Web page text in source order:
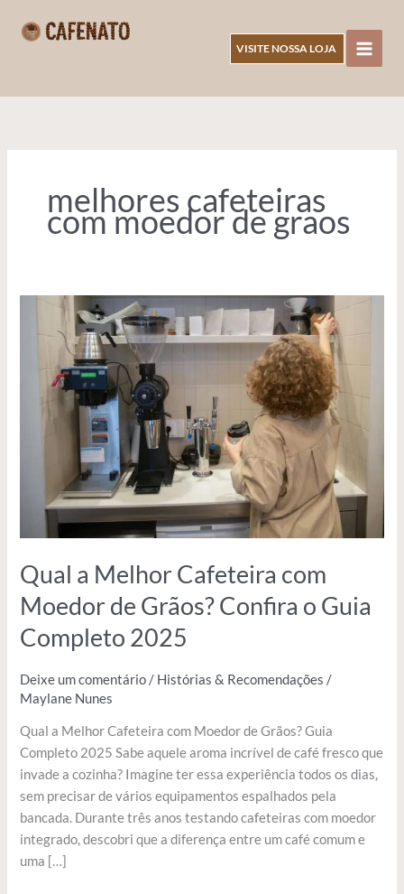
para
VISITE NOSSA LOJA
melhores cafeteiras
com moedor de graos
Qual a Melhor Cafeteira com
Moedor de Grãos? Confira o Guia
Completo 2025
Deixe um comentário / Histórias & Recomendações /
Maylane Nunes
Qual a Melhor Cafeteira com Moedor de Grãos? Guia
Completo 2025 Sabe aquele aroma incrível de café fresco que
invade a cozinha? Imagine ter essa experiência todos os dias,
sem precisar de vários equipamentos espalhados pela
bancada. Durante três anos testando cafeteiras com moedor
integrado, descobri que a diferença entre um café comum e
uma […]
Melhor
Cafeteira
Completo
2025